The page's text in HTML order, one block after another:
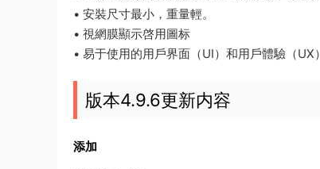
• 安裝尺寸最小，重量輕。
• 視網膜顯示啓用圖标
• 易于使用的用戶界面（UI）和用戶體驗（UX）
版本4.9.6更新内容
添加